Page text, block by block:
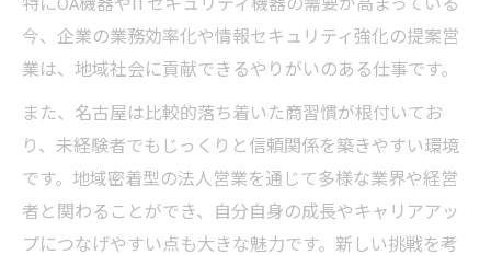
今、企業の業務効率化や情報セキュリティ強化の提案営
業は、地域社会に貢献できるやりがいのある仕事です。
また、名古屋は比較的落ち着いた商習慣が根付いてお
り、未経験者でもじっくりと信頼関係を築きやすい環境
です。地域密着型の法人営業を通じて多様な業界や経営
者と関わることができ、自分自身の成長やキャリアアッ
プにつなげやすい点も大きな魅力です。新しい挑戦を考